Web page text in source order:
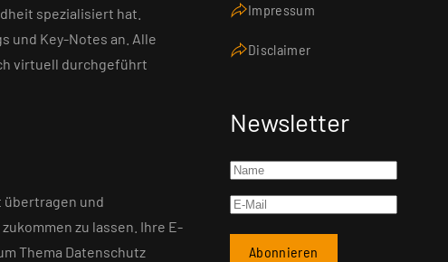
spezialisiert hat.
und Key-Notes an. Alle
virtuell durchgeführt
übertragen und
zu lassen. Ihre E-
Thema Datenschutz
Impressum
Disclaimer
Newsletter